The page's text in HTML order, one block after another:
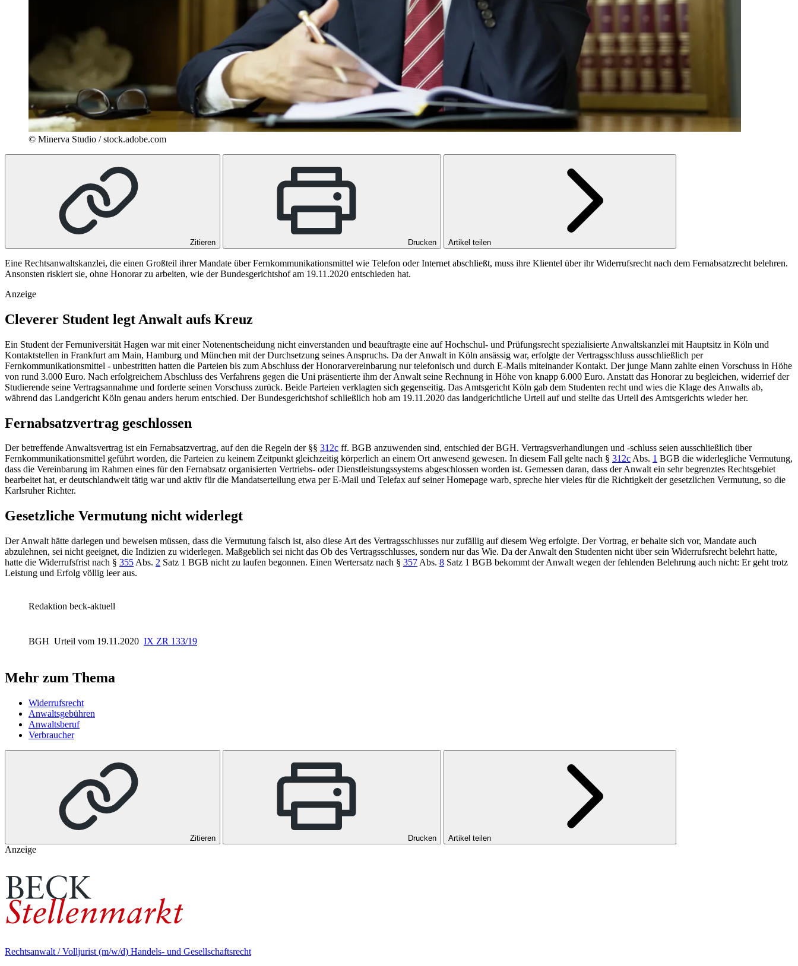
© Minerva Studio / stock.adobe.com
Zitieren Drucken Artikel teilen
Eine Rechtsanwaltskanzlei, die einen Großteil ihrer Mandate über Fernkommunikationsmittel wie Telefon oder Internet abschließt, muss ihre Klientel über ihr Widerrufsrecht nach dem Fernabsatzrecht belehren.
Ansonsten riskiert sie, ohne Honorar zu arbeiten, wie der Bundesgerichtshof am 19.11.2020 entschieden hat.
Anzeige
Cleverer Student legt Anwalt aufs Kreuz
Ein Student der Fernuniversität Hagen war mit einer Notenentscheidung nicht einverstanden und beauftragte eine auf Hochschul- und Prüfungsrecht spezialisierte Anwaltskanzlei mit Hauptsitz in Köln und
Kontaktstellen in Frankfurt am Main, Hamburg und München mit der Durchsetzung seines Anspruchs. Da der Anwalt in Köln ansässig war, erfolgte der Vertragsschluss ausschließlich per
Fernkommunikationsmittel - unbestritten hatten die Parteien bis zum Abschluss der Honorarvereinbarung nur telefonisch und durch E-Mails miteinander Kontakt. Der junge Mann zahlte einen Vorschuss in Höhe
von rund 3.000 Euro. Nach erfolgreichem Abschluss des Verfahrens gegen die Uni präsentierte ihm der Anwalt seine Rechnung in Höhe von knapp 6.000 Euro. Anstatt das Honorar zu begleichen, widerrief der
Studierende seine Vertragsannahme und forderte seinen Vorschuss zurück. Beide Parteien verklagten sich gegenseitig. Das Amtsgericht Köln gab dem Studenten recht und wies die Klage des Anwalts ab,
während das Landgericht Köln genau anders herum entschied. DerBundesgerichtshofschließlich hob am 19.11.2020 das landgerichtliche Urteil auf und stellte das Urteil des Amtsgerichts wieder her.
Fernabsatzvertrag geschlossen
Der betreffende Anwaltsvertrag ist ein Fernabsatzvertrag, auf den die Regeln der §§ 312c ff. BGB anzuwenden sind, entschied derBGH. Vertragsverhandlungen und -schluss seien ausschließlich über
Fernkommunikationsmittel geführt worden, die Parteien zu keinem Zeitpunkt gleichzeitig körperlich an einem Ort anwesend gewesen. In diesem Fall gelte nach § 312cAbs. 1 BGB die widerlegliche Vermutung,
dass die Vereinbarung im Rahmen eines für den Fernabsatz organisierten Vertriebs- oder Dienstleistungssystems abgeschlossen worden ist. Gemessen daran, dass der Anwalt ein sehr begrenztes Rechtsgebiet
bearbeitet hat, er deutschlandweit tätig war und aktiv für die Mandatserteilung etwa per E-Mail und Telefax auf seiner Homepage warb, spreche hier vieles für die Richtigkeit der gesetzlichen Vermutung, so die
Karlsruher Richter.
Gesetzliche Vermutung nicht widerlegt
Der Anwalt hätte darlegen und beweisen müssen, dass die Vermutung falsch ist, also diese Art des Vertragsschlusses nur zufällig auf diesem Weg erfolgte. Der Vortrag, er behalte sich vor, Mandate auch
abzulehnen, sei nicht geeignet, die Indizien zu widerlegen. Maßgeblich sei nicht das Ob des Vertragsschlusses, sondern nur das Wie. Da der Anwalt den Studenten nicht über sein Widerrufsrecht belehrt hatte,
hatte die Widerrufsfrist nach § 355 Abs. 2 Satz 1 BGB nicht zu laufen begonnen. Einen Wertersatz nach § 357 Abs. 8 Satz 1 BGB bekommt der Anwalt wegen der fehlenden Belehrung auch nicht: Er geht trotz
Leistung und Erfolg völlig leer aus.
Redaktion beck-aktuell
BGH Urteil vom 19.11.2020 IX ZR 133/19
Mehr zum Thema
Widerrufsrecht
Anwaltsgebühren
Anwaltsberuf
Verbraucher
Zitieren Drucken Artikel teilen
Anzeige
Rechtsanwalt / Volljurist (m/w/d) Handels- und Gesellschaftsrecht